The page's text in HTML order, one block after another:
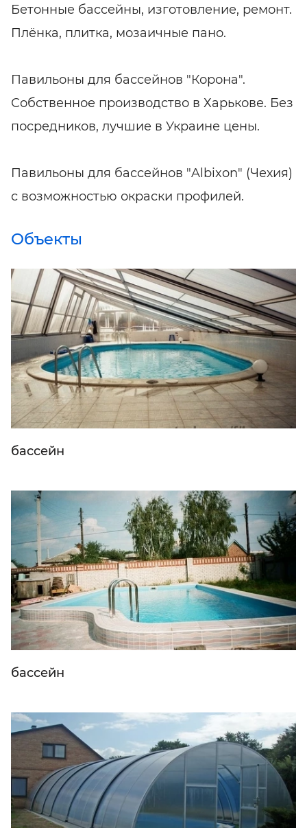
Бетонные бассейны, изготовление, ремонт.
Плёнка, плитка, мозаичные пано.
Павильоны для бассейнов "Корона".
Собственное производство в Харькове. Без
посредников, лучшие в Украине цены.
Павильоны для бассейнов "Albixon" (Чехия)
с возможностью окраски профилей.
Объекты
бассейн
бассейн